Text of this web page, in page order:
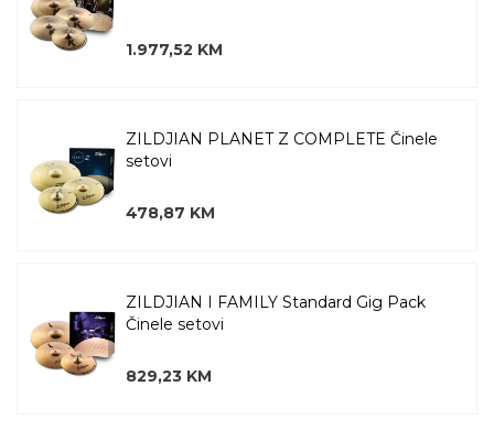
1.977,52 KM
ZILDJIAN PLANET Z COMPLETE Činele
setovi
478,87 KM
ZILDJIAN I FAMILY Standard Gig Pack
Činele setovi
829,23 KM